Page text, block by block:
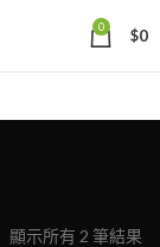
0 $0
顯示所有 2 筆結果